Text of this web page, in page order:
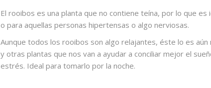
El rooibos es una planta que no contiene teína, por lo que
o para aquellas personas hipertensas o algo nerviosas.
Aunque todos los rooibos son algo relajantes, éste lo es aún
y otras plantas que nos van a ayudar a conciliar mejor el
estrés. Ideal para tomarlo por la noche.